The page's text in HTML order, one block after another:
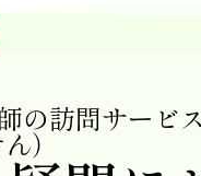
訪問サービ
）